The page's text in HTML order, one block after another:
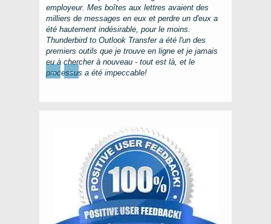
employeur. Mes boîtes aux lettres avaient des
milliers de messages en eux et perdre un d'eux a
été hautement indésirable, pour le moins.
Thunderbird to Outlook Transfera été l'un des
premiers outils que je trouve en ligne et je jamais
eu à chercher à nouveau - tout est là, et le
processus a été impeccable!
← →